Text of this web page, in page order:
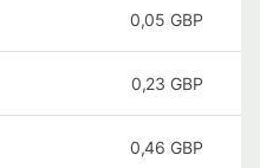
0,05 GBP
0,23 GBP
0,46 GBP